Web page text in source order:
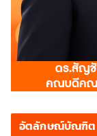
อัตลักษณ์บัณฑิต